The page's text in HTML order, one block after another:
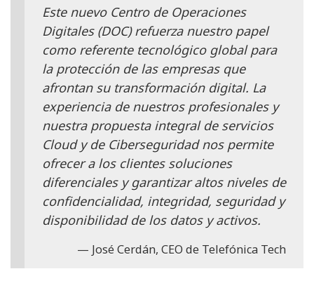
Este nuevo Centro de Operaciones
Digitales (DOC) refuerza nuestro papel
como referente tecnológico global para
la protección de las empresas que
afrontan su transformación digital. La
experiencia de nuestros profesionales y
nuestra propuesta integral de servicios
Cloud y de Ciberseguridad nos permite
ofrecer a los clientes soluciones
diferenciales y garantizar altos niveles de
confidencialidad, integridad, seguridad y
disponibilidad de los datos y activos.
José Cerdán, CEO de Telefónica Tech